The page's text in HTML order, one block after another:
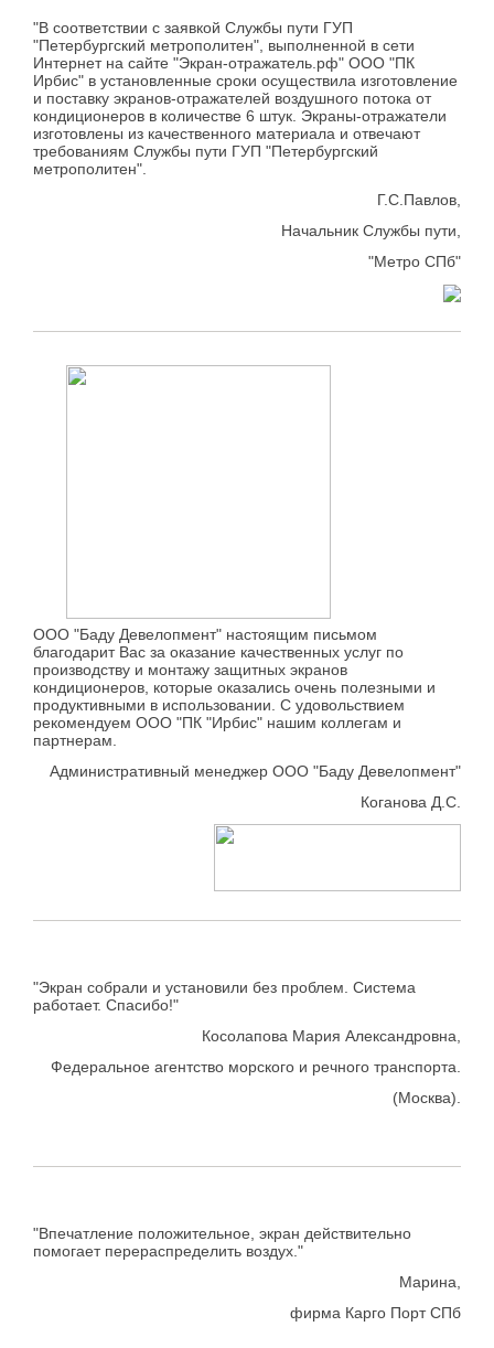
"В соответствии с заявкой Службы пути ГУП
"Петербургский метрополитен", выполненной в сети
Интернет на сайте "Экран-отражатель.рф" ООО "ПК
Ирбис" в установленные сроки осуществила изготовление
и поставку экранов-отражателей воздушного потока от
кондиционеров в количестве 6 штук. Экраны-отражатели
изготовлены из качественного материала и отвечают
требованиям Службы пути ГУП "Петербургский
метрополитен".
Г.С.Павлов,
Начальник Службы пути,
"Метро СПб"
ООО "Баду Девелопмент" настоящим письмом
благодарит Вас за оказание качественных услуг по
производству и монтажу защитных экранов
кондиционеров, которые оказались очень полезными и
продуктивными в использовании. С удовольствием
рекомендуем ООО "ПК "Ирбис" нашим коллегам и
партнерам.
Административный менеджер ООО "Баду Девелопмент"
Коганова Д.С.
"Экран собрали и установили без проблем. Система
работает. Спасибо!"
Косолапова Мария Александровна,
Федеральное агентство морского и речного транспорта.
(Москва).
"Впечатление положительное, экран действительно
помогает перераспределить воздух."
Марина,
фирма Карго Порт СПб